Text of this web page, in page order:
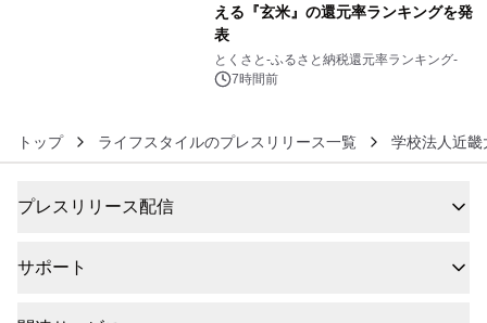
える『玄米』の還元率ランキングを発
表
とくさと-ふるさと納税還元率ランキング-
7時間前
トップ ライフスタイルのプレスリリース一覧 学校法人近畿
プレスリリース配信
サポート